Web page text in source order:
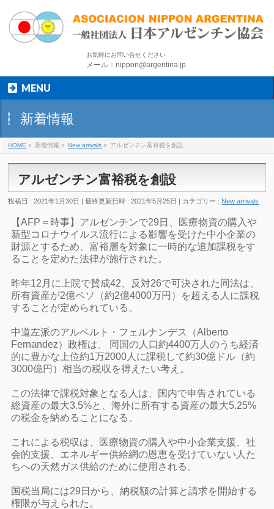
お気軽にお問い合せください
メール：nippon@argentina.jp
MENU
新着情報
HOME » 新着情報 » New arrivals » アルゼンチン富裕税を創設
アルゼンチン富裕税を創設
投稿日 : 2021年1月30日 最終更新日時 : 2021年5月25日 カテゴリー : New arrivals
【AFP＝時事】アルゼンチンで29日、医療物資の購入や
新型コロナウイルス流行による影響を受けた中小企業の
財源とするため、富裕層を対象に一時的な追加課税をす
ることを定めた法律が施行された。
昨年12月に上院で賛成42、反対26で可決された同法は、
所有資産が2億ペソ（約2億4000万円）を超える人に課税
することが定められている。
中道左派のアルベルト・フェルナンデス（Alberto
Fernandez）政権は、 同国の人口約4400万人のうち経済
的に豊かな上位約1万2000人に課税して約30億ドル（約
3000億円）相当の税収を得えたい考え。
この法律で課税対象となる人は、国内で申告されている
総資産の最大3.5%と、海外に所有する資産の最大5.25%
の税金を納めることになる。
これによる税収は、医療物資の購入や中小企業支援、社
会的支援、エネルギー供給網の恩恵を受けていない人た
ちへの天然ガス供給のために使用される。
国税当局には29日から、納税額の計算と請求を開始する
権限が与えられた。